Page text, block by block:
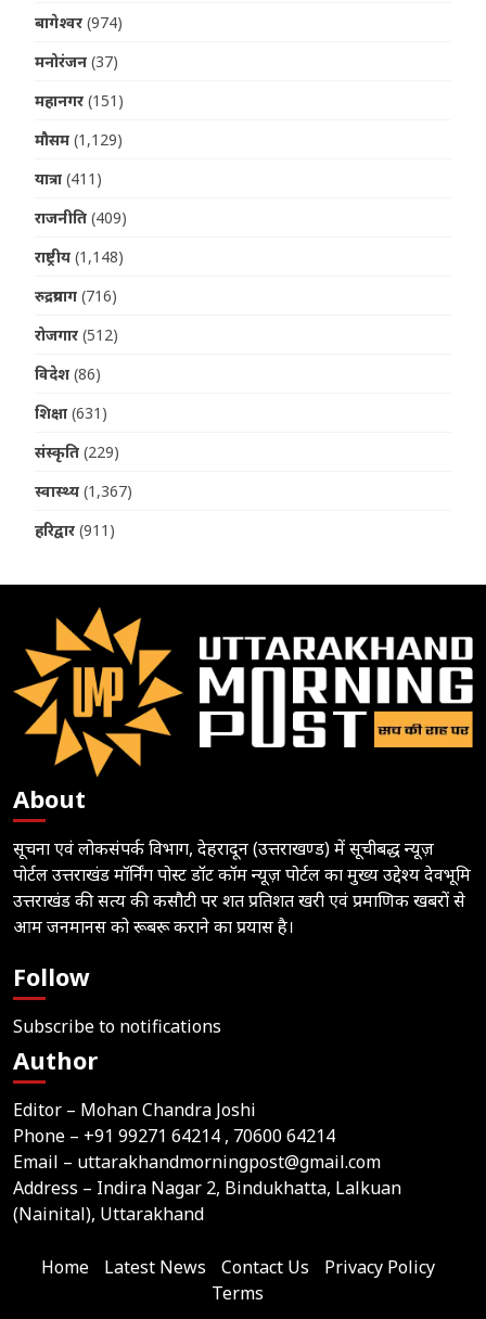
बागेश्वर (974)
मनोरंजन (37)
महानगर (151)
मौसम (1,129)
यात्रा (411)
राजनीति (409)
राष्ट्रीय (1,148)
रुद्रप्रयाग (716)
रोजगार (512)
विदेश (86)
शिक्षा (631)
संस्कृति (229)
स्वास्थ्य (1,367)
हरिद्वार (911)
About
सूचना एवं लोकसंपर्क विभाग, देहरादून (उत्तराखण्ड) में सूचीबद्ध न्यूज़
पोर्टल उत्तराखंड मॉर्निंग पोस्ट डॉट कॉम न्यूज़ पोर्टल का मुख्य उद्देश्य देवभूमि
उत्तराखंड की सत्य की कसौटी पर शत प्रतिशत खरी एवं प्रमाणिक खबरों से
आम जनमानस को रूबरू कराने का प्रयास है।
Follow
Subscribe to notifications
Author
Editor – Mohan Chandra Joshi
Phone – +91 99271 64214 , 70600 64214
Email – uttarakhandmorningpost@gmail.com
Address – Indira Nagar 2, Bindukhatta, Lalkuan
(Nainital), Uttarakhand
Home Latest News Contact Us
Privacy Policy
Terms